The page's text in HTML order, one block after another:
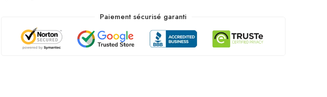
Paiement sécurisé garanti